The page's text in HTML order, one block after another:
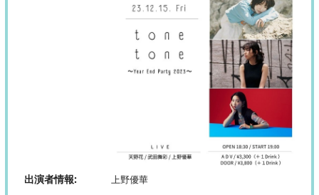
出演者情報 上野優華